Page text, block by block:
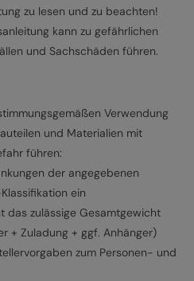
zu lesen und zu beachten!
kann zu gefährlichen
und Sachschäden führen.
Verwendung
und Materialien mit
führen:
der angegebenen
ein
das zulässige Gesamtgewicht
+ Zuladung + ggf. Anhänger)
zum Personen- und